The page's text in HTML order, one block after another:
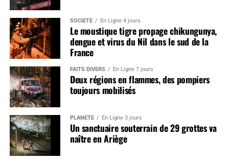
SOCIÉTÉ En Ligne 4 jours
Le moustique tigre propage chikungunya,
dengue et virus du Nil dans le sud de la
France
FAITS DIVERS En Ligne 7 jours
Deux régions en flammes, des pompiers
toujours mobilisés
PLANÈTE En Ligne 3 jours
Un sanctuaire souterrain de 29 grottes va
naître en Ariège